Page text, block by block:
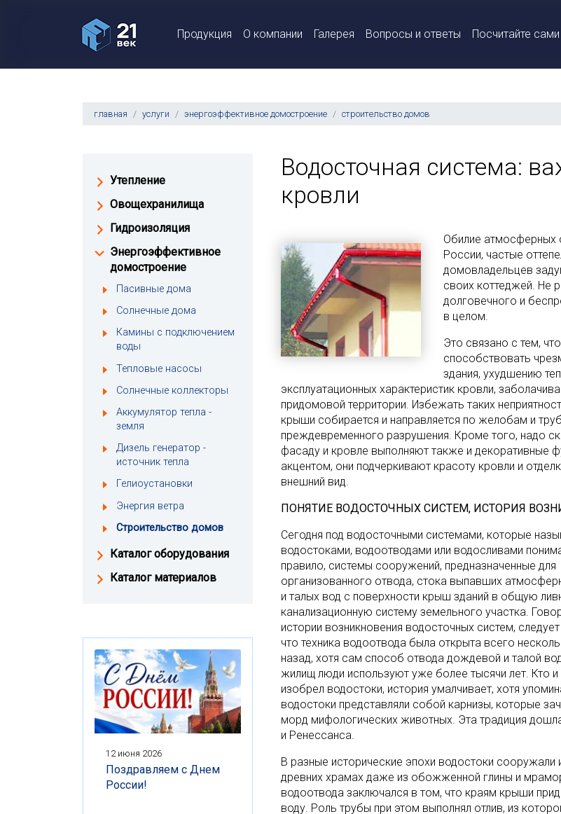
Продукция О компании Галерея Вопросы и ответы Посчитайте сами
главная услуги энергоэффективное домостроение строительство домов
Водосточная система:
кровли
Обилие атмосферных
России, частые
домовладельцев
своих коттеджей. Не
долговечного и
в целом.
Это связано с тем,
способствовать
здания, ухудшению
эксплуатационных характеристик кровли,
придомовой территории. Избежать таких
крыши собирается и направляется по желобам и
преждевременного разрушения. Кроме того, надо
фасаду и кровле выполняют также и декоративные
акцентом, они подчеркивают красоту кровли и
внешний вид.
ПОНЯТИЕ ВОДОСТОЧНЫХ СИСТЕМ, ИСТОРИЯ
Сегодня под водосточными системами, которые
водостоками, водоотводами или водосливами
правило, системы сооружений, предназначенные для
организованного отвода, стока выпавших
и талых вод с поверхности крыш зданий в общую
канализационную систему земельного участка.
истории возникновения водосточных систем,
что техника водоотвода была открыта всего
назад, хотя сам способ отвода дождевой и талой
жилищ люди используют уже более тысячи лет. Кто и
изобрел водостоки, история умалчивает, хотя
водостоки представляли собой карнизы, которые
морд мифологических животных. Эта традиция
и Ренессанса.
В разные исторические эпохи водостоки
древних храмах даже из обожженной глины и
водоотвода заключался в том, что краям крыши
воду. Роль трубы при этом выполнял отлив, из
Утепление
Овощехранилища
Гидроизоляция
Энергоэффективное
домостроение
Пасивные дома
Солнечные дома
Камины с подключением
воды
Тепловые насосы
Солнечные коллекторы
Аккумулятор тепла -
земля
Дизель генератор -
источник тепла
Гелиоустановки
Энергия ветра
Строительство домов
Каталог оборудования
Каталог материалов
12 июня 2026
Поздравляем с Днем
России!